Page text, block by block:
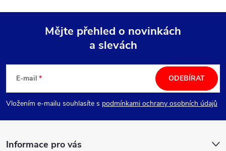
p
a
Mějte přehled o novinkách
a slevách
E-mail
Vložením e-mailu souhlasíte s podmínkami ochrany osobních údajů
ODEBÍRAT
Informace pro vás